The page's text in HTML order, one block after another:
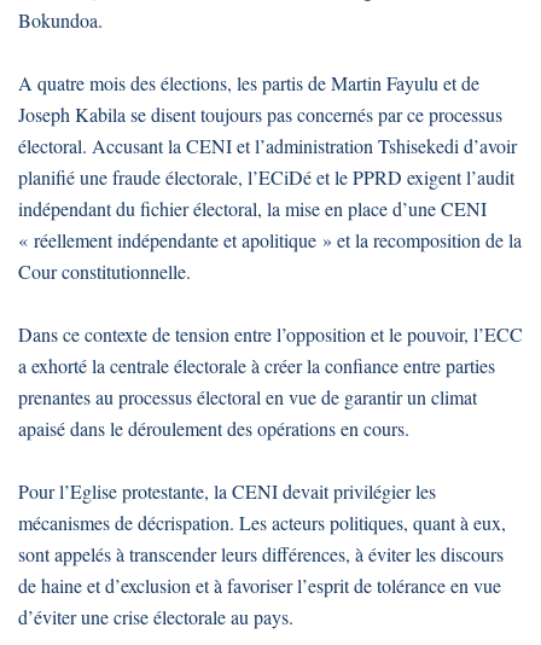
Bokundoa.
A quatre mois des élections, les partis de Martin Fayulu et de
Joseph Kabila se disent toujours pas concernés par ce processus
électoral. Accusant la CENI et l’administration Tshisekedi d’avoir
planifié une fraude électorale, l’ECiDé et le PPRD exigent l’audit
indépendant du fichier électoral, la mise en place d’une CENI
« réellement indépendante et apolitique » et la recomposition de la
Cour constitutionnelle.
Dans ce contexte de tension entre l’opposition et le pouvoir, l’ECC
a exhorté la centrale électorale à créer la confiance entre parties
prenantes au processus électoral en vue de garantir un climat
apaisé dans le déroulement des opérations en cours.
Pour l’Eglise protestante, la CENI devait privilégier les
mécanismes de décrispation. Les acteurs politiques, quant à eux,
sont appelés à transcender leurs différences, à éviter les discours
de haine et d’exclusion et à favoriser l’esprit de tolérance en vue
d’éviter une crise électorale au pays.